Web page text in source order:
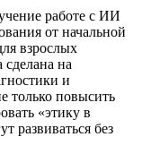
работе с ИИ
от начальной
взрослых
сделана на
и
только повысить
«этику в
развиваться без